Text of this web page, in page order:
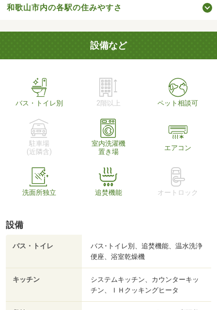
和歌山市内の各駅の住みやすさ
設備など
バス・トイレ別 2階以上 ペット相談可
駐車場
(近隣含)
室内洗濯機
置き場
エアコン
洗面所独立 追焚機能 オートロック
設備
バス・トイレ
バス･トイレ別、追焚機能、温水洗浄
便座、浴室乾燥機
キッチン
システムキッチン、カウンターキッ
チン、ＩＨクッキングヒータ